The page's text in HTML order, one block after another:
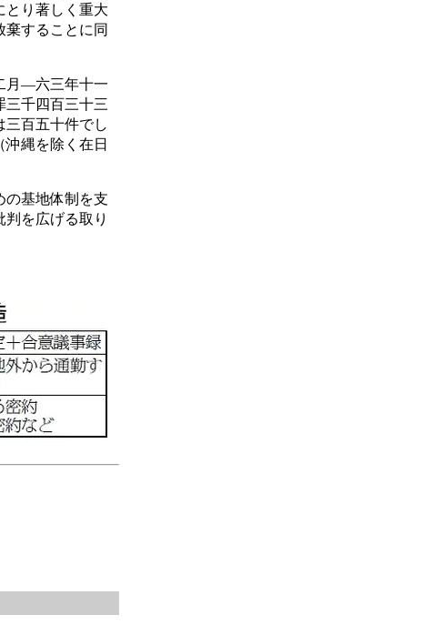
とり著しく重大
することに同
月―六三年十一
三千四百三十三
三百五十件でし
縄を除く在日
基地体制を支
を広げる取り